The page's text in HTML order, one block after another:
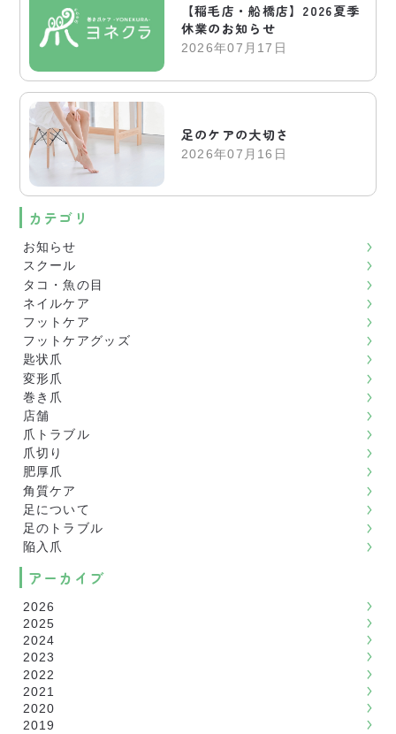
【稲毛店・船橋店】2026夏季
休業のお知らせ
2026年07月17日
足のケアの大切さ
2026年07月16日
カテゴリ
お知らせ
スクール
タコ・魚の目
ネイルケア
フットケア
フットケアグッズ
匙状爪
変形爪
巻き爪
店舗
爪トラブル
爪切り
肥厚爪
角質ケア
足について
足のトラブル
陥入爪
アーカイブ
2026
2025
2024
2023
2022
2021
2020
2019